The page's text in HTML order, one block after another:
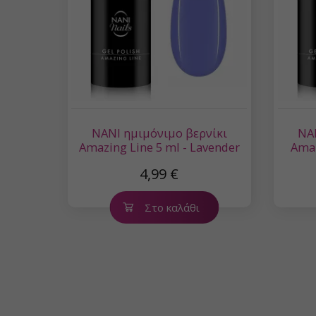
NANI ημιμόνιμο βερνίκι
Amazing Line 5 ml - Lavender
4,99 €
Στο καλάθι